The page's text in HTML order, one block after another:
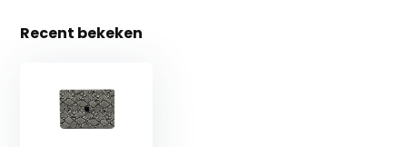
Recent bekeken